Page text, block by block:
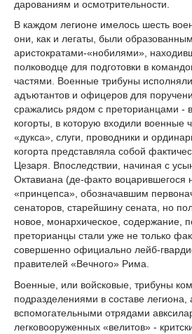
дарованиям и осмотрительности.
В каждом легионе имелось шесть
они, как и легаты, были
аристократами-«нобилями»,
полководце для подготовки в
частями. Военные трибуны
адъютантов и офицеров для
сражались рядом с преторианцами -
когорты, в которую входили военные
«дукса», слуги, проводники и
когорта представляла собой
Цезаря. Впоследствии, начиная с
Октавиана (де-факто воцарившегося
«принцепса», обозначавшим
сенаторов, старейшину сената, но
новое, монархическое, содержание,
преторианцы стали уже не только
совершенно официально лейб-
правителей «Вечного» Рима.
Военные, или войсковые, трибуны
подразделениями в составе легиона,
вспомогательными отрядами
легковооруженных «велитов» -